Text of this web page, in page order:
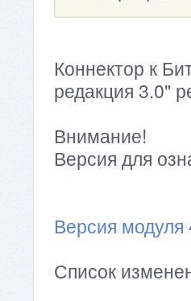
Коннектор к
редакция 3.0"
Внимание!
Версия для
Версия модуля
Список